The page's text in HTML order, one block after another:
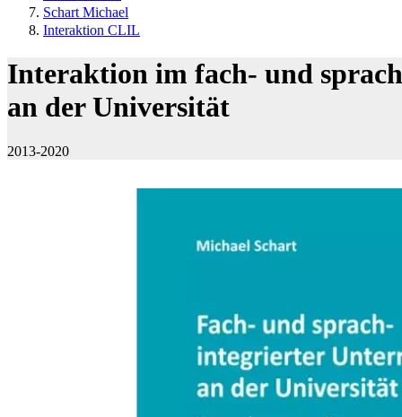
Schart Michael
Interaktion CLIL
Interaktion im fach- und
an der Universität
2013-2020